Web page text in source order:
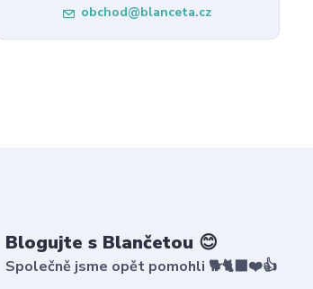
obchod@blanceta.cz
Blogujte s Blančetou 😊
Společně jsme opět pomohli 🐕🐈‍⬛❤️👍